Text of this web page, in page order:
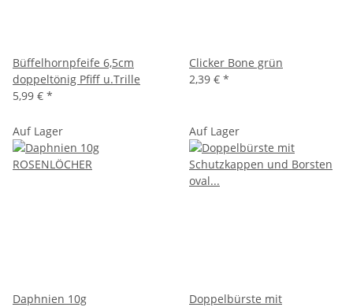
Büffelhornpfeife 6,5cm
doppeltönig Pfiff u.Trille
5,99 € *
Clicker Bone grün
2,39 € *
Auf Lager
Daphnien 10g
Auf Lager
Doppelbürste mit